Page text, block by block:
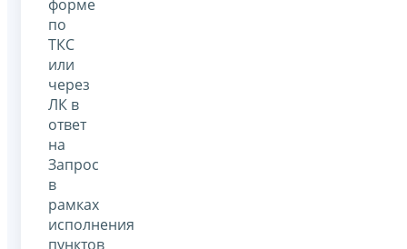
форме
по
ТКС
или
через
ЛК в
ответ
на
Запрос
в
рамках
исполнения
пунктов